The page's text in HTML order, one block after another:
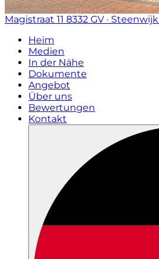
Magistraat 11 8332 GV · Steenwijk
Heim
Medien
In der Nähe
Dokumente
Angebot
Über uns
Bewertungen
Kontakt